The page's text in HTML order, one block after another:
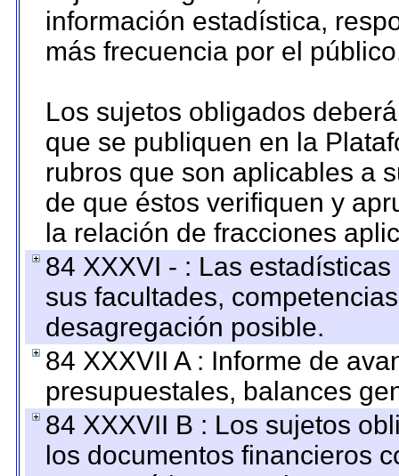
información estadística,
más frecuencia por el
Los sujetos obligados
que se publiquen en la
rubros que son aplicables a
de que éstos verifiquen y
la relación de fracciones
84 XXXVI - : Las
sus facultades,
desagregación posible.
84 XXXVII A : Informe de
presupuestales, balances
84 XXXVII B : Los sujetos
los documentos financieros